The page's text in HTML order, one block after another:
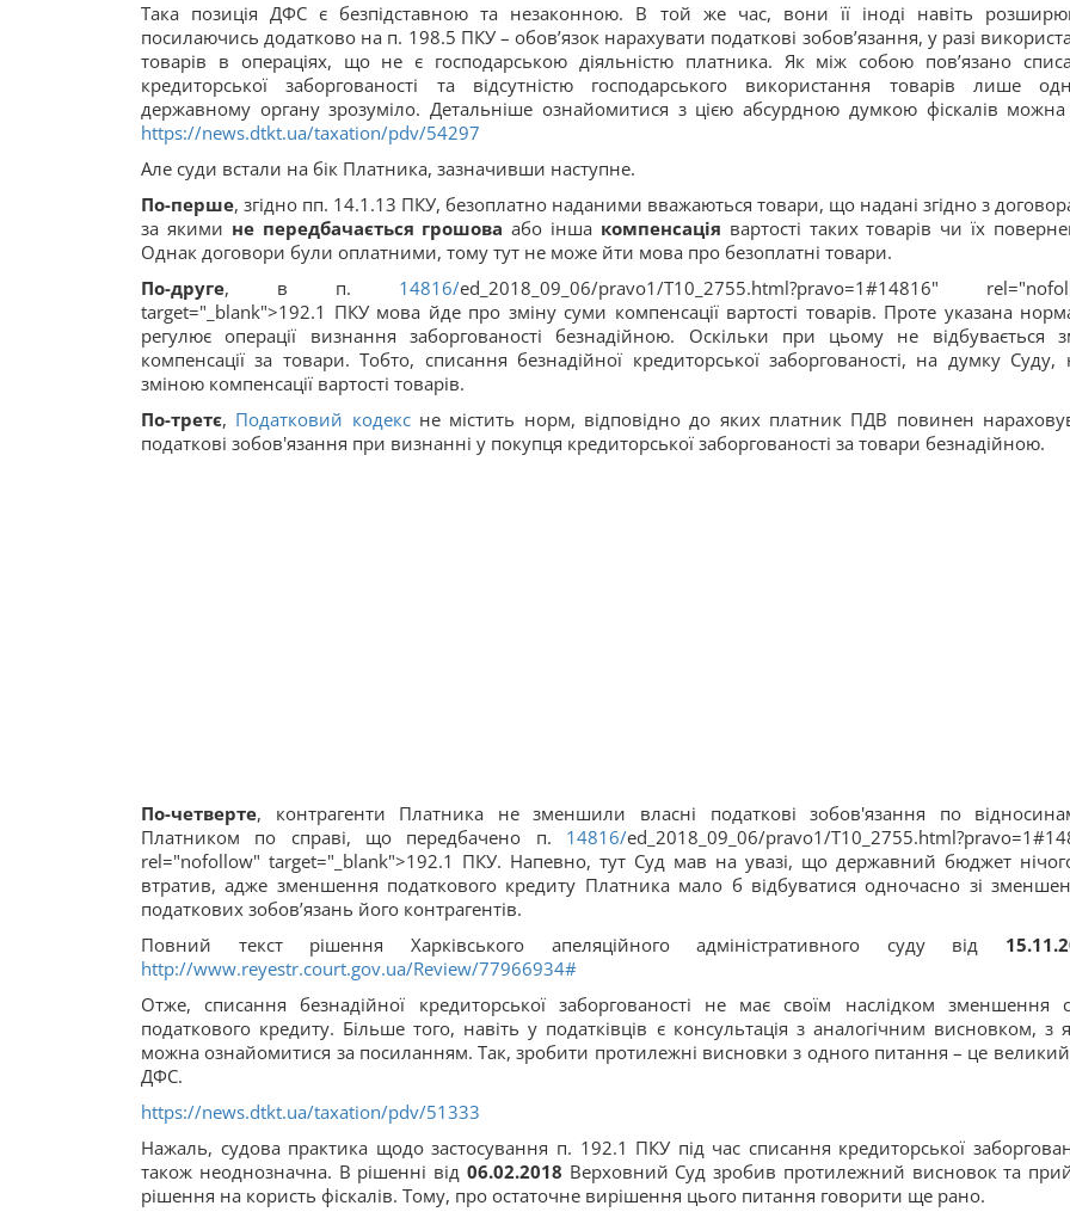
Така позиція ДФС є безпідставною та незаконною. В той же час, вони її іноді навіть
посилаючись додатково на п. 198.5 ПКУ – обов’язок нарахувати податкові зобов’язання, у разі
товарів в операціях, що не є господарською діяльністю платника. Як між собою пов’язано
кредиторської заборгованості та відсутністю господарського використання товарів лише
державному органу зрозуміло. Детальніше ознайомитися з цією абсурдною думкою фіскалів можна
https://news.dtkt.ua/taxation/pdv/54297
Але суди встали на бік Платника, зазначивши наступне.
По-перше, згідно пп. 14.1.13 ПКУ, безоплатно наданими вважаються товари, що надані згідно з
за якими не передбачається грошова або інша компенсація вартості таких товарів чи їх
Однак договори були оплатними, тому тут не може йти мова про безоплатні товари.
По-друге, в п. 14816/ed_2018_09_06/pravo1/T10_2755.html?pravo=1#14816"
target="_blank">192.1 ПКУ мова йде про зміну суми компенсації вартості товарів. Проте указана
регулює операції визнання заборгованості безнадійною. Оскільки при цьому не відбувається
компенсації за товари. Тобто, списання безнадійної кредиторської заборгованості, на думку Суду,
зміною компенсації вартості товарів.
По-третє, Податковий кодекс не містить норм, відповідно до яких платник ПДВ повинен
податкові зобов'язання при визнанні у покупця кредиторської заборгованості за товари безнадійною.
По-четверте, контрагенти Платника не зменшили власні податкові зобов'язання по
Платником по справі, що передбачено п. 14816/ed_2018_09_06/pravo1/
rel="nofollow" target="_blank">192.1 ПКУ. Напевно, тут Суд мав на увазі, що державний бюджет
втратив, адже зменшення податкового кредиту Платника мало б відбуватися одночасно зі
податкових зобов’язань його контрагентів.
Повний текст рішення Харківського апеляційного адміністративного суду від
http://www.reyestr.court.gov.ua/Review/77966934#
Отже, списання безнадійної кредиторської заборгованості не має своїм наслідком зменшення
податкового кредиту. Більше того, навіть у податківців є консультація з аналогічним висновком, з
можна ознайомитися за посиланням. Так, зробити протилежні висновки з одного питання – це
ДФС.
https://news.dtkt.ua/taxation/pdv/51333
Нажаль, судова практика щодо застосування п. 192.1 ПКУ під час списання кредиторської
також неоднозначна. В рішенні від 06.02.2018 Верховний Суд зробив протилежний висновок та
рішення на користь фіскалів. Тому, про остаточне вирішення цього питання говорити ще рано.